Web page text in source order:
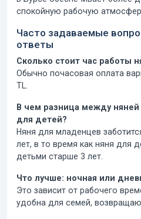
спокойную рабочую
Часто задаваемые
ответы
Сколько стоит час работы
Обычно почасовая оплата
TL.
В чем разница между
для детей?
Няня для младенцев
лет, в то время как няня для
детьми старше 3 лет.
Что лучше: ночная или
Это зависит от рабочего
удобна для семей,